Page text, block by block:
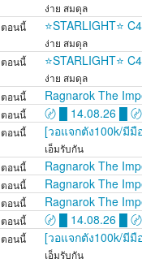
ง่าย สมดุล
ตอนนี้ ⭐STARLIGHT⭐
ง่าย สมดุล
ตอนนี้ ⭐STARLIGHT⭐
ง่าย สมดุล
ตอนนี้ Ragnarok The
ตอนนี้
〄 █ 14.08.26 █
ตอนนี้
[วอแจกตัง100k/มีมื
เอ็มรับกัน
ตอนนี้ Ragnarok The
ตอนนี้
Ragnarok The
ตอนนี้
Ragnarok The
ตอนนี้
〄 █ 14.08.26 █
ตอนนี้
[วอแจกตัง100k/มีมื
เอ็มรับกัน